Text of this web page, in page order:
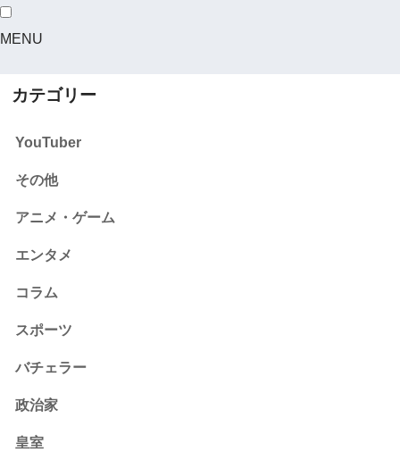
MENU
カテゴリー
YouTuber
その他
アニメ・ゲーム
エンタメ
コラム
スポーツ
バチェラー
政治家
皇室